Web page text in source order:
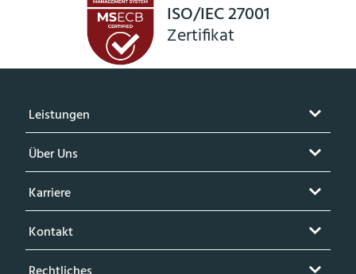
ISO/IEC 27001
Zertifikat
Leistungen
Über Uns
Karriere
Kontakt